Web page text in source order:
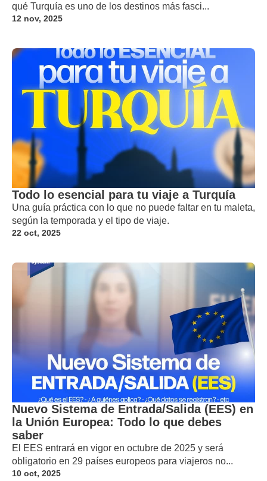
qué Turquía es uno de los destinos más fasci...
12 nov, 2025
Todo lo esencial para tu viaje a Turquía
Una guía práctica con lo que no puede faltar en tu maleta,
según la temporada y el tipo de viaje.
22 oct, 2025
Nuevo Sistema de Entrada/Salida (EES) en
la Unión Europea: Todo lo que debes
saber
El EES entrará en vigor en octubre de 2025 y será
obligatorio en 29 países europeos para viajeros no...
10 oct, 2025